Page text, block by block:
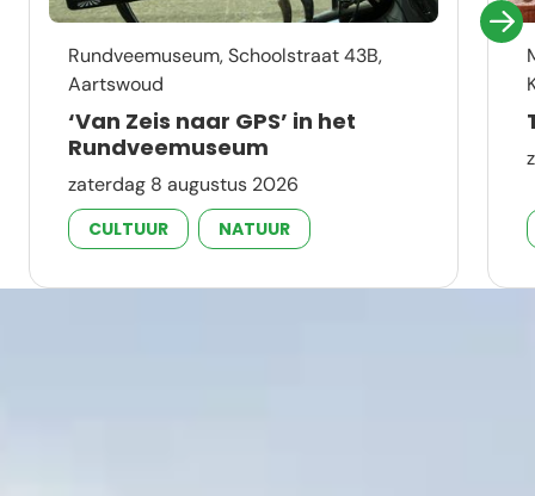
adres
Rundveemuseum, Schoolstraat 43B,
Aartswoud
‘Van Zeis naar GPS’ in het
Rundveemuseum
zaterdag 8 augustus 2026
categorie
CULTUUR NATUUR